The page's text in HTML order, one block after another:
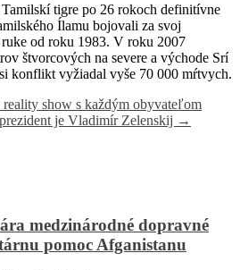
tigre po 26 rokoch definitívne
Ílamu bojovali za svoj
od roku 1983. V roku 2007
štvorcových na severe a východe Srí
konflikt vyžiadal vyše 70 000 mŕtvych.
show s každým obyvateľom
je Vladimír Zelenskij →
medzinárodné dopravné
pomoc Afganistanu